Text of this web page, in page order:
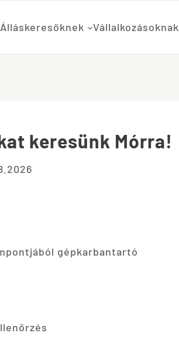
Álláskeresőknek Vállalkozásoknak
keresünk Mórra!
gépkarbantartó